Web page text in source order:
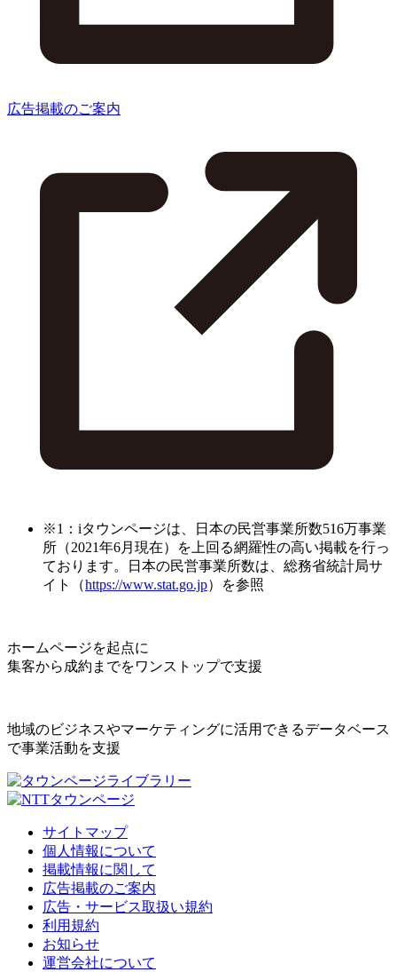
広告掲載のご案内
※1：iタウンページは、日本の民営事業所数516万事業
所（2021年6月現在）を上回る網羅性の高い掲載を行っ
ております。日本の民営事業所数は、総務省統計局サ
イト（https://www.stat.go.jp）を参照
ホームページを起点に
集客から成約までをワンストップで支援
地域のビジネスやマーケティングに活用できるデータベース
で事業活動を支援
サイトマップ
個人情報について
掲載情報に関して
広告掲載のご案内
広告・サービス取扱い規約
利用規約
お知らせ
運営会社について